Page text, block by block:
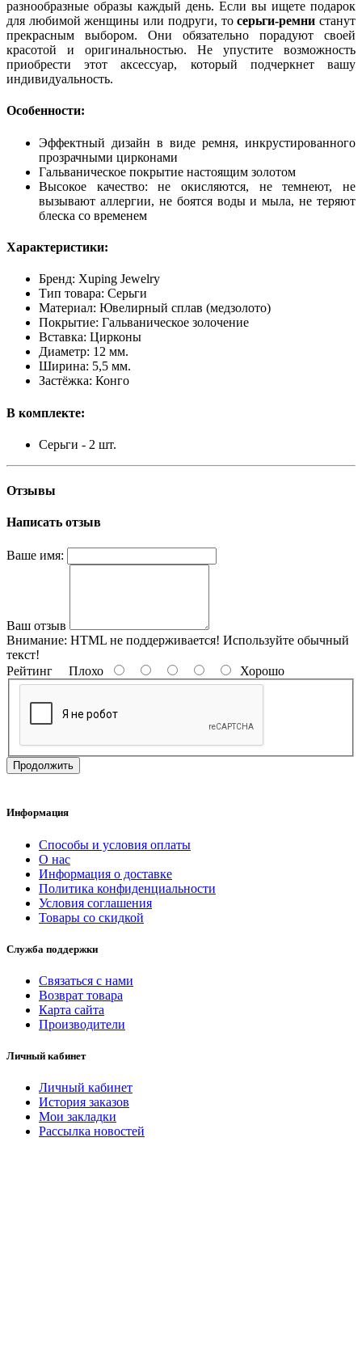
разнообразные образы каждый день. Если вы ищете подарок
для любимой женщины или подруги, тосерьги-ремни станут
прекрасным выбором. Они обязательно порадуют своей
красотой и оригинальностью. Не упустите возможность
приобрести этот аксессуар, который подчеркнет вашу
индивидуальность.
Особенности:
Эффектный дизайн в виде ремня, инкрустированного
прозрачными цирконами
Гальваническое покрытие настоящим золотом
Высокое качество: не окисляются, не темнеют, не
вызывают аллергии, не боятся воды и мыла, не теряют
блеска со временем
Характеристики:
Бренд: Xuping Jewelry
Тип товара: Серьги
Материал: Ювелирный сплав (медзолото)
Покрытие: Гальваническое золочение
Вставка: Цирконы
Диаметр: 12 мм.
Ширина: 5,5 мм.
Застёжка: Конго
В комплекте:
Серьги - 2 шт.
Отзывы
Написать отзыв
Ваше имя:
Ваш отзыв
Внимание: HTML не поддерживается! Используйте обычный
текст!
Рейтинг Плохо Хорошо
Продолжить
Информация
Способы и условия оплаты
О нас
Информация о доставке
Политика конфиденциальности
Условия соглашения
Товары со скидкой
Служба поддержки
Связаться с нами
Возврат товара
Карта сайта
Производители
Личный кабинет
Личный кабинет
История заказов
Мои закладки
Рассылка новостей